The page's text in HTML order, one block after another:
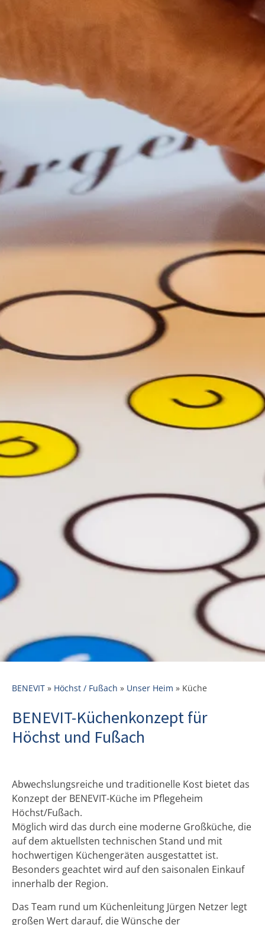
BENEVIT » Höchst / Fußach » Unser Heim » Küche
BENEVIT-Küchenkonzept für
Höchst und Fußach
Abwechslungsreiche und traditionelle Kost bietet das
Konzept der BENEVIT-Küche im Pflegeheim
Höchst/Fußach.
Möglich wird das durch eine moderne Großküche, die
auf dem aktuellsten technischen Stand und mit
hochwertigen Küchengeräten ausgestattet ist.
Besonders geachtet wird auf den saisonalen Einkauf
innerhalb der Region.
Das Team rund um Küchenleitung Jürgen Netzer legt
großen Wert darauf, die Wünsche der